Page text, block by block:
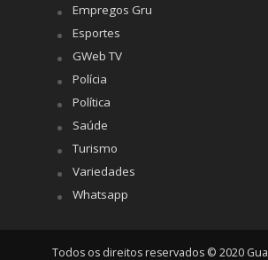
Empregos Gru
Esportes
GWeb TV
Polícia
Política
Saúde
Turismo
Variedades
Whatsapp
Todos os direitos reservados © 2020